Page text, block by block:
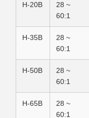
H-20B
28 ~
60:1
H-35B
28 ~
60:1
H-50B
28 ~
60:1
H-65B
28 ~
60:1